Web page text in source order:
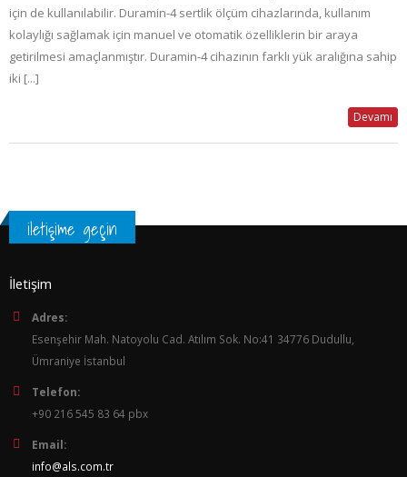
için de kullanılabilir. Duramin-4 sertlik ölçüm cihazlarında, kullanım
kolaylığı sağlamak için manuel ve otomatik özelliklerin bir araya
getirilmesi amaçlanmıştır. Duramin-4 cihazının farklı yük aralığına sahip
iki [...]
Devamı
iletişime geçin
İletişim
Adres:
Esenşehir Mah. Natoyolu Cad. Atılım Sok. No:41 34776 Dudullu,
Ümraniye İstanbul
Telefon:
+90 216 545 83 64 pbx
Email:
info@als.com.tr